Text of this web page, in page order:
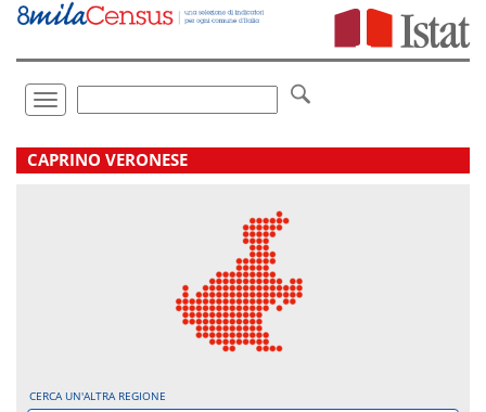
Vai
direttamente
Toggle
navigation
.
CAPRINO VERONESE
CERCA UN'ALTRA REGIONE